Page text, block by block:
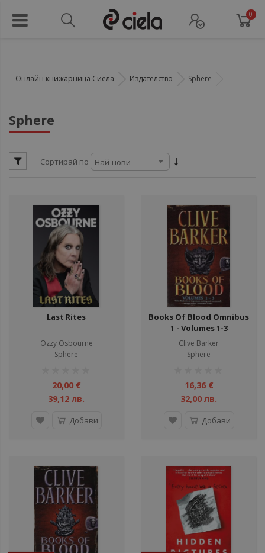
0
Онлайн книжарница Сиела Издателство Sphere
Sphere
Сортирай по
Last Rites
Ozzy Osbourne
Sphere
20,00 €
39,12 лв.
Добави
Books Of Blood Omnibus
1 - Volumes 1-3
Clive Barker
Sphere
16,36 €
32,00 лв.
Добави